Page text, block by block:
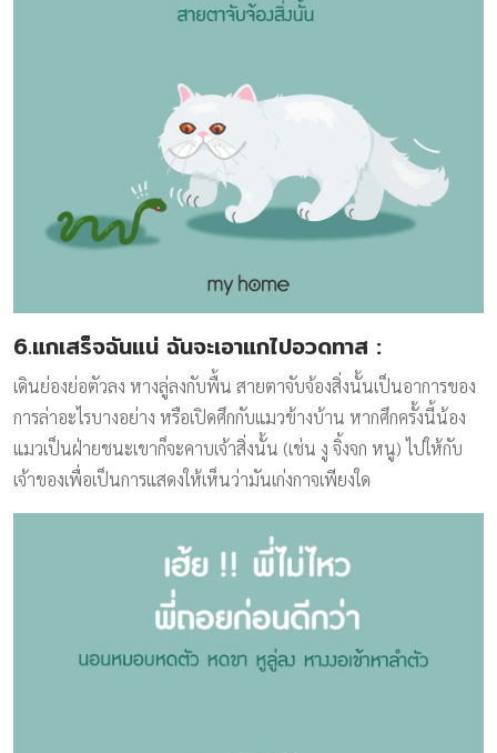
6.แกเสร็จฉันแน่ ฉันจะเอาแกไปอวดทาส :
เดินย่องย่อตัวลง หางลู่ลงกับพื้น สายตาจับจ้องสิ่งนั้นเป็นอาการของ
การล่าอะไรบางอย่าง หรือเปิดศึกกับแมวข้างบ้าน หากศึกครั้งนี้น้อง
แมวเป็นฝ่ายชนะเขาก็จะคาบเจ้าสิ่งนั้น (เช่น งู จิ้งจก หนู) ไปให้กับ
เจ้าของเพื่อเป็นการแสดงให้เห็นว่ามันเก่งกาจเพียงใด